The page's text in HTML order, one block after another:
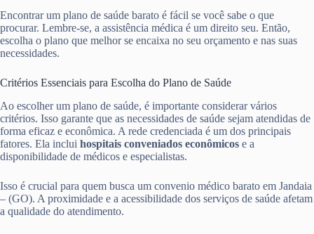
Encontrar um plano de saúde barato é fácil se você sabe o que
procurar. Lembre-se, a assistência médica é um direito seu. Então,
escolha o plano que melhor se encaixa no seu orçamento e nas suas
necessidades.
Critérios Essenciais para Escolha do Plano de Saúde
Ao escolher um plano de saúde, é importante considerar vários
critérios. Isso garante que as necessidades de saúde sejam atendidas de
forma eficaz e econômica. A rede credenciada é um dos principais
fatores. Ela inclui hospitais conveniados econômicos e a
disponibilidade de médicos e especialistas.
Isso é crucial para quem busca um convenio médico barato em Jandaia
– (GO). A proximidade e a acessibilidade dos serviços de saúde afetam
a qualidade do atendimento.